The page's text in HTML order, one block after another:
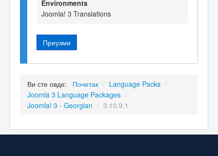
Environments
Joomla! 3 Translations
Преузми
Ви сте овде: Почетак / Language Packs /
Joomla 3 Language Packages /
Joomla! 3 - Georgian / 3.10.9.1